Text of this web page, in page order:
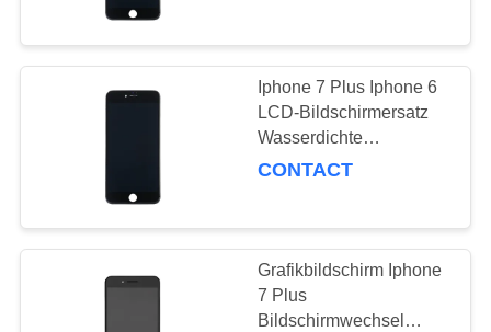
QUALITÄTSKONTROLLE
REFERENZEN
PRIVACY
POLICY
Batterie mit hoher
Kapazität für Iphone
10
Iphone 7 Plus Iphone 6
LCD-Bildschirmersatz
Wasserdichte
Grafikbildschirm
CONTACT
Grafikbildschirm Iphone
7 Plus
Bildschirmwechsel